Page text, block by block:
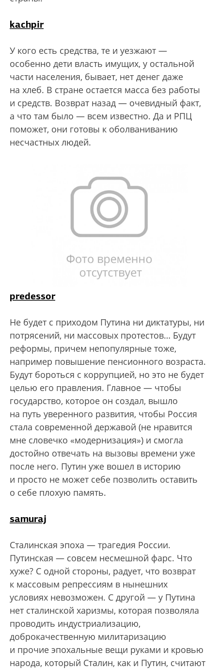
kachpir
У кого есть средства, те и уезжают —
особенно дети власть имущих, у остальной
части населения, бывает, нет денег даже
на хлеб. В стране остается масса без работы
и средств. Возврат назад — очевидный факт,
а что там было — всем известно. Да и РПЦ
поможет, они готовы к оболваниванию
несчастных людей.
predessor
Не будет с приходом Путина ни диктатуры, ни
потрясений, ни массовых протестов… Будут
реформы, причем непопулярные тоже,
например повышение пенсионного возраста.
Будут бороться с коррупцией, но это не будет
целью его правления. Главное — чтобы
государство, которое он создал, вышло
на путь уверенного развития, чтобы Россия
стала современной державой (не нравится
мне словечко «модернизация») и смогла
достойно отвечать на вызовы времени уже
после него. Путин уже вошел в историю
и просто не может себе позволить оставить
о себе плохую память.
samuraj
Сталинская эпоха — трагедия России.
Путинская — совсем несмешной фарс. Что
хуже? С одной стороны, радует, что возврат
к массовым репрессиям в нынешних
условиях невозможен. С другой — у Путина
нет сталинской харизмы, которая позволяла
проводить индустриализацию,
доброкачественную милитаризацию
и прочие эпохальные вещи руками и кровью
народа, который Сталин, как и Путин, считают